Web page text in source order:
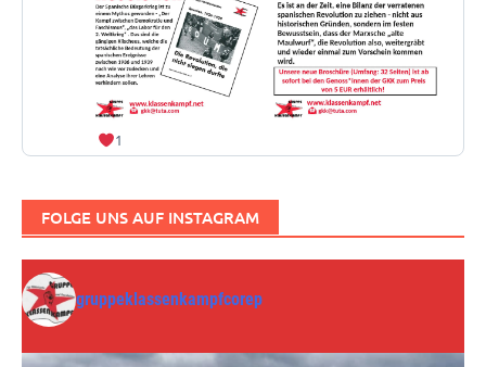
1
FOLGE UNS AUF INSTAGRAM
gruppeklassenkampfcorep